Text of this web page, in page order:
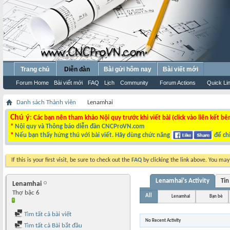
Trang chủ Diễn đàn
Forum Home Bài viết mới FAQ Lịch Community Forum Actions Quick
Bài gửi hôm nay Bài viết mới
Danh sách Thành viên Lenamhai
Chú ý: Các bạn nên tham khảo Nội quy trước khi viết bài (click vào liên kết
* Nội quy và Thông báo diễn đàn CNCProVN.com
* Nếu bạn thấy hứng thú với bài viết. Hãy dùng chức năng để
If this is your first visit, be sure to check out the FAQ by clicking the link above. You
Lenamhai
Thợ bậc 6
Tìm tất cả bài viết
Tìm tất cả Bài bắt đầu
Lenamhai's Activity
All Lenamhai Bạn bè
No Recent Activity